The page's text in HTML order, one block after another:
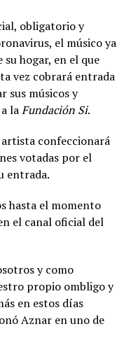
obligatorio y
el músico ya
hogar, en el que
vez cobrará entrada
sus músicos y
laFundación Si.
confeccionará
votadas por el
entrada.
hasta el momento
el canal oficial del
y como
propio ombligo y
en estos días
Aznar en uno de